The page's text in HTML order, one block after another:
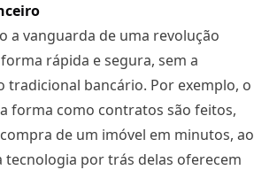
a vanguarda de uma revolução
rápida e segura, sem a
bancário. Por exemplo, o
forma como contratos são feitos,
de um imóvel em minutos, ao
tecnologia por trás delas oferecem